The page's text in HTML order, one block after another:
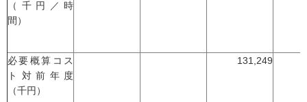
（千円／時
間）
必要概算コス
ト対前年度
（千円）
131,249